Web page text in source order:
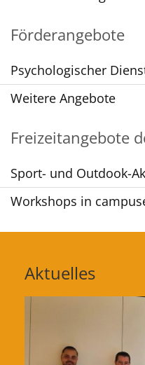
Förderangebote
Psychologischer
Weitere Angebote
Freizeitangebote
Sport- und Outdook-
Workshops in
Aktuelles